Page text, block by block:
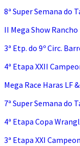
8ª Super Semana do
II Mega Show
3ª Etp. do 9º Circ.
4ª Etapa XXII
Mega Race Haras LF
7ª Super Semana do
4ª Etapa Copa
3ª Etapa XXI